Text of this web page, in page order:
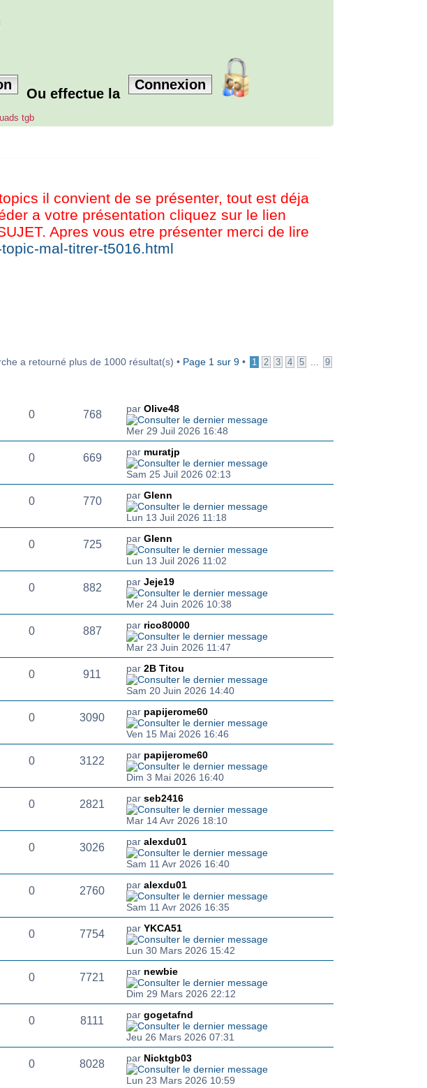
Ou effectue la
Connexion
tgb
il convient de se présenter, tout est déja
a votre présentation cliquez sur le lien
Apres vous etre présenter merci de lire
mal-titrer-t5016.html
a retourné plus de 1000 résultat(s) • Page 1sur 9• 1 2 3 4 5 ... 9
0 768 par Olive48
Mer 29 Juil 2026 16:48
0 669 par muratjp
Sam 25 Juil 2026 02:13
0 770 par Glenn
Lun 13 Juil 2026 11:18
0 725 par Glenn
Lun 13 Juil 2026 11:02
0 882 par Jeje19
Mer 24 Juin 2026 10:38
0 887 par rico80000
Mar 23 Juin 2026 11:47
0 911 par 2B Titou
Sam 20 Juin 2026 14:40
0 3090 par papijerome60
Ven 15 Mai 2026 16:46
0 3122 par papijerome60
Dim 3 Mai 2026 16:40
0 2821 par seb2416
Mar 14 Avr 2026 18:10
0 3026 par alexdu01
Sam 11 Avr 2026 16:40
0 2760 par alexdu01
Sam 11 Avr 2026 16:35
0 7754 par YKCA51
Lun 30 Mars 2026 15:42
0 7721 par newbie
Dim 29 Mars 2026 22:12
0 8111 par gogetafnd
Jeu 26 Mars 2026 07:31
0 8028 par Nicktgb03
Lun 23 Mars 2026 10:59